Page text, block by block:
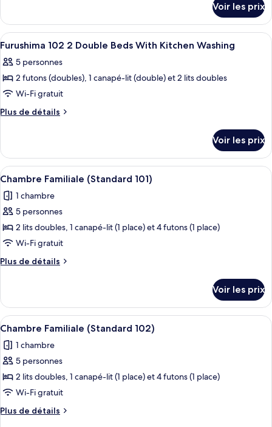
chambre :
Furushima
101
2
Double
Beds
With
Kitchen
le
type
de
Furushima
101
Double
Beds
With
Voir les prix
Afficher
toutes
les
photos
pour
ce
chambre :
Furushima
102
2
Double
Beds
With
Kitchen
Washing
Une chambre avec deux lits, un
34
Furushima 102 2 Double Beds With Kitchen Washing
5 personnes
2 futons (doubles), 1 canapé-lit (double) et 2 lits doubles
Wi-Fi gratuit
Plus de détails
Plus
le
type
de
Furushima
102
Double
Beds
Kitchen
Voir les prix
Afficher
toutes
les
photos
pour
ce
type
de
Chambre
Familiale
(Standard
101)
Une chambre d’hôtel avec deux
35
Chambre Familiale (Standard 101)
1 chambre
5 personnes
2 lits doubles, 1 canapé-lit (1 place) et 4 futons (1 place)
Wi-Fi gratuit
Plus de détails
Plus
le
type
de
Chambre
Familiale
101)
Voir les prix
Afficher
toutes
les
photos
pour
ce
type
de
Une chambre avec deux lits, un
27
Chambre Familiale (Standard 102)
1 chambre
5 personnes
2 lits doubles, 1 canapé-lit (1 place) et 4 futons (1 place)
Wi-Fi gratuit
Plus de détails
Plus